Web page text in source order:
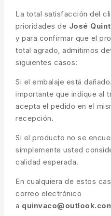
La total satisfacción del
prioridades de José
y para confirmar que el
total agrado, admitimos
siguientes casos:
Si el embalaje está
importante que indique al
acepta el pedido en el
recepción.
Si el producto no se
simplemente usted
calidad esperada.
En cualquiera de estos
correo electrónico
a